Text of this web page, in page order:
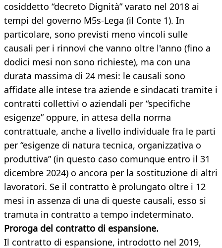
cosiddetto “decreto Dignità” varato nel 2018 ai
tempi del governo M5s-Lega (il Conte 1). In
particolare, sono previsti meno vincoli sulle
causali per i rinnovi che vanno oltre l'anno (fino a
dodici mesi non sono richieste), ma con una
durata massima di 24 mesi: le causali sono
affidate alle intese tra aziende e sindacati tramite i
contratti collettivi o aziendali per “specifiche
esigenze” oppure, in attesa della norma
contrattuale, anche a livello individuale fra le parti
per “esigenze di natura tecnica, organizzativa o
produttiva” (in questo caso comunque entro il 31
dicembre 2024) o ancora per la sostituzione di altri
lavoratori. Se il contratto è prolungato oltre i 12
mesi in assenza di una di queste causali, esso si
tramuta in contratto a tempo indeterminato.
Proroga del contratto di espansione.
Il contratto di espansione, introdotto nel 2019,